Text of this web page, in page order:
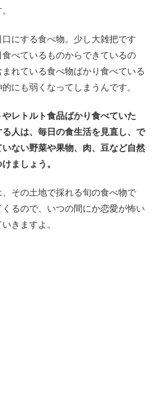
にする食べ物。少し大雑把です
べているものからできているの
れている食べ物ばかり食べている
にも弱くなってしまうんです。
レトルト食品ばかり食べていた
人は、毎日の食生活を見直し、で
ない野菜や果物、肉、豆など自然
ましょう。
その土地で採れる旬の食べ物で
るので、いつの間にか恋愛が怖い
きますよ。